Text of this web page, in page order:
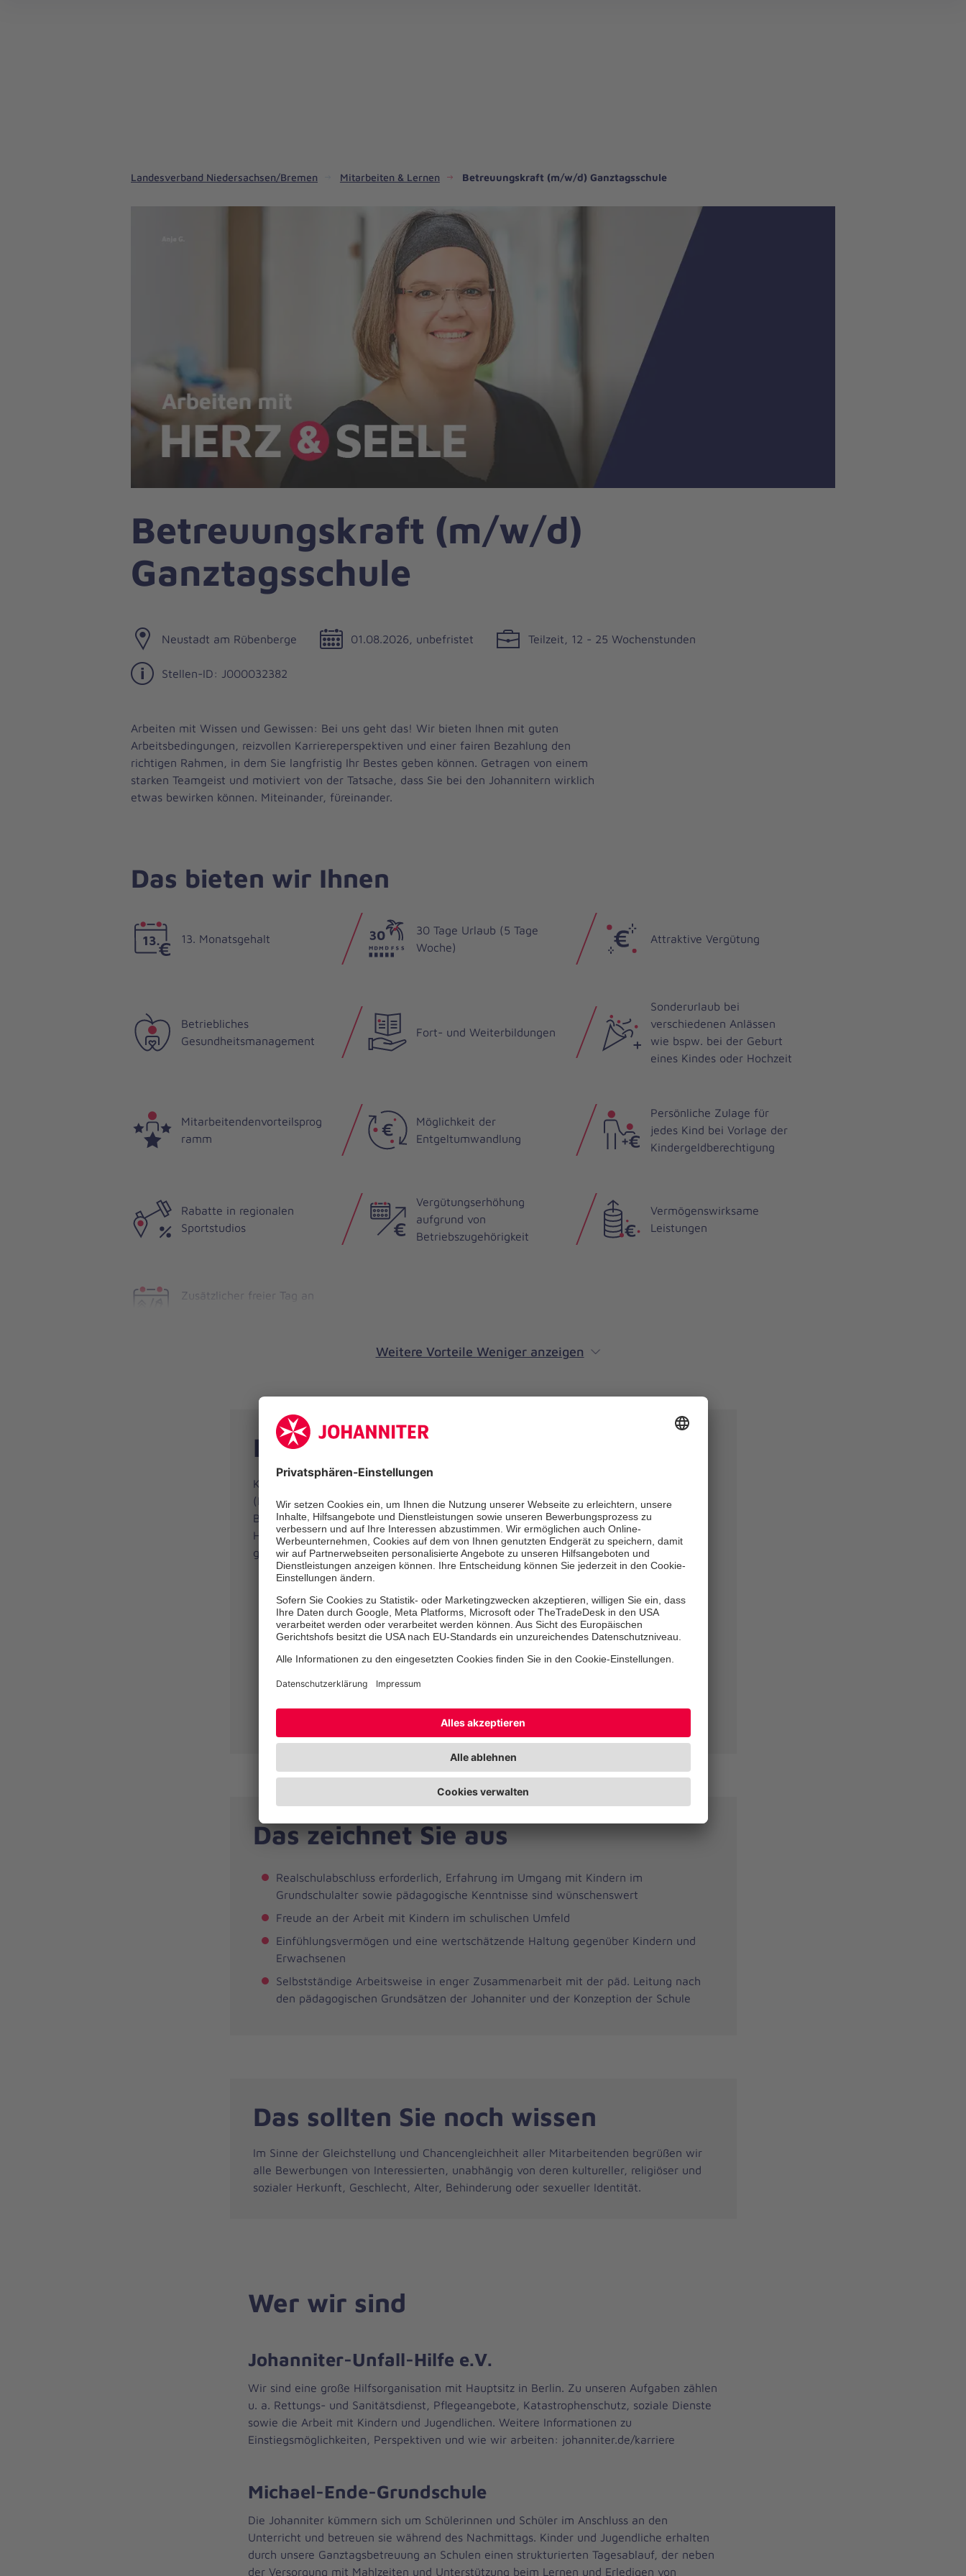
Landesverband Niedersachsen/Bremen Mitarbeiten & Lernen Betreuungskraft (m/w/d) Ganztagsschule
Betreuungskraft (m/w/d)
Ganztagsschule
Neustadt am Rübenberge 01.08.2026, unbefristet Teilzeit, 12 - 25 Wochenstunden
Stellen-ID: J000032382
Arbeiten mit Wissen und Gewissen: Bei uns geht das! Wir bieten Ihnen mit guten
Arbeitsbedingungen, reizvollen Karriereperspektiven und einer fairen Bezahlung den
richtigen Rahmen, in dem Sie langfristig Ihr Bestes geben können. Getragen von einem
starken Teamgeist und motiviert von der Tatsache, dass Sie bei den Johannitern wirklich
etwas bewirken können. Miteinander, füreinander.
Das bieten wir Ihnen
13. Monatsgehalt
30 Tage Urlaub (5 Tage
Woche)
Attraktive Vergütung
Betriebliches
Gesundheitsmanagement
Fort- und Weiterbildungen
Sonderurlaub bei
verschiedenen Anlässen
wie bspw. bei der Geburt
eines Kindes oder Hochzeit
Mitarbeitendenvorteilsprog
ramm
Möglichkeit der
Entgeltumwandlung
Persönliche Zulage für
jedes Kind bei Vorlage der
Kindergeldberechtigung
Rabatte in regionalen
Sportstudios
Vergütungserhöhung
aufgrund von
Betriebszugehörigkeit
Vermögenswirksame
Leistungen
Zusätzlicher freier Tag an
Weitere Vorteile Weniger anzeigen
Das erwartet Sie
Kreativität gesucht: Für unsere Ganztagsstandorte in Neustadt am Rübenberge
(Michael Ende, Eilvese, Otternhagen, Hagen, Mandelsloh/Helstorf) suchen wir
Betreuungskräfte (m/w/d), die Lust haben, ihre Hobbys wie Gärtnern, Theater oder
Handwerken zum Beruf zu machen. Auch Quereinsteiger sind herzlich willkommen,
gestalten Sie unsere Ganztagswelt aktiv mit:
Planung, Vorbereitung und Durchführung von Angeboten, die den Kindern Spaß
machen
Mitwirkung bei der Planung einer ansprechenden Ferienbetreuung
Kindern sowie deren Eltern und den Mitarbeiter*innen der Schule
Das zeichnet Sie aus
Realschulabschluss erforderlich, Erfahrung im Umgang mit Kindern im
Grundschulalter sowie pädagogische Kenntnisse sind wünschenswert
Freude an der Arbeit mit Kindern im schulischen Umfeld
Einfühlungsvermögen und eine wertschätzende Haltung gegenüber Kindern und
Erwachsenen
Selbstständige Arbeitsweise in enger Zusammenarbeit mit der päd. Leitung nach
den pädagogischen Grundsätzen der Johanniter und der Konzeption der Schule
Das sollten Sie noch wissen
Im Sinne der Gleichstellung und Chancengleichheit aller Mitarbeitenden begrüßen wir
alle Bewerbungen von Interessierten, unabhängig von deren kultureller, religiöser und
sozialer Herkunft, Geschlecht, Alter, Behinderung oder sexueller Identität.
Wer wir sind
Johanniter-Unfall-Hilfe e.V.
Wir sind eine große Hilfsorganisation mit Hauptsitz in Berlin. Zu unseren Aufgaben zählen
u. a. Rettungs- und Sanitätsdienst, Pflegeangebote, Katastrophenschutz, soziale Dienste
sowie die Arbeit mit Kindern und Jugendlichen. Weitere Informationen zu
Einstiegsmöglichkeiten, Perspektiven und wie wir arbeiten: johanniter.de/karriere
Michael-Ende-Grundschule
Die Johanniter kümmern sich um Schülerinnen und Schüler im Anschluss an den
Unterricht und betreuen sie während des Nachmittags. Kinder und Jugendliche erhalten
durch unsere Ganztagsbetreuung an Schulen einen strukturierten Tagesablauf, der neben
der Versorgung mit Mahlzeiten und Unterstützung beim Lernen und Erledigen von